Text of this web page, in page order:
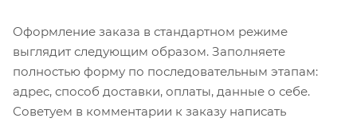
Оформление заказа в стандартном режиме
выглядит следующим образом. Заполняете
полностью форму по последовательным этапам:
адрес, способ доставки, оплаты, данные о себе.
Советуем в комментарии к заказу написать